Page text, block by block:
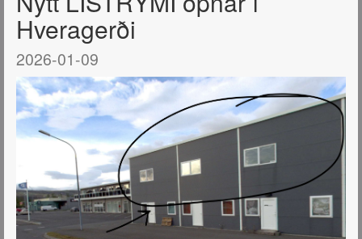
Hveragerði
2026-01-09